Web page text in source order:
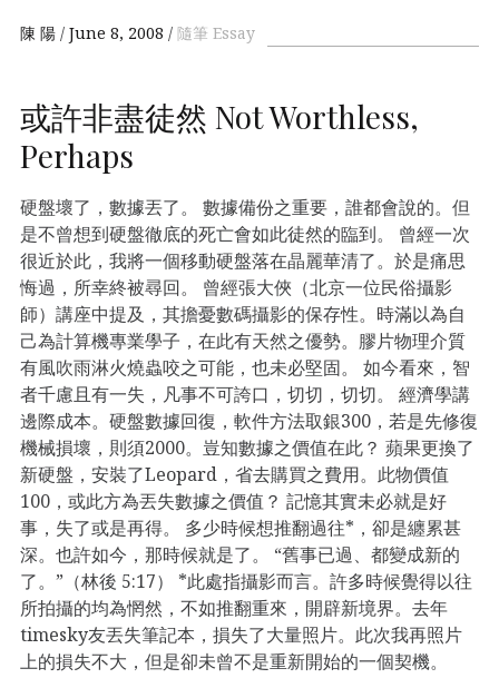
陳 陽 June 8, 2008 隨筆 Essay
或許非盡徒然 Not Worthless,
Perhaps
硬盤壞了，數據丟了。 數據備份之重要，誰都會說的。但
是不曾想到硬盤徹底的死亡會如此徒然的臨到。 曾經一次
很近於此，我將一個移動硬盤落在晶麗華清了。於是痛思
悔過，所幸終被尋回。 曾經張大俠（北京一位民俗攝影
師）講座中提及，其擔憂數碼攝影的保存性。時滿以為自
己為計算機專業學子，在此有天然之優勢。膠片物理介質
有風吹雨淋火燒蟲咬之可能，也未必堅固。 如今看來，智
者千慮且有一失，凡事不可誇口，切切，切切。 經濟學講
邊際成本。硬盤數據回復，軟件方法取銀300，若是先修復
機械損壞，則須2000。豈知數據之價值在此？ 蘋果更換了
新硬盤，安裝了Leopard，省去購買之費用。此物價值
100，或此方為丟失數據之價值？ 記憶其實未必就是好
事，失了或是再得。 多少時候想推翻過往*，卻是纏累甚
深。也許如今，那時候就是了。 “舊事已過、都變成新的
了。”（林後 5:17） *此處指攝影而言。許多時候覺得以往
所拍攝的均為惘然，不如推翻重來，開辟新境界。去年
timesky友丟失筆記本，損失了大量照片。此次我再照片
上的損失不大，但是卻未曾不是重新開始的一個契機。